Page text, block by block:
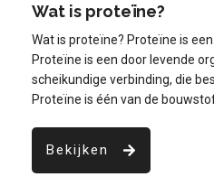
Wat is proteïne?
Wat is proteïne? Proteïne is
Proteïne is een door levende
scheikundige verbinding, die
Proteïne is één van de
Bekijken